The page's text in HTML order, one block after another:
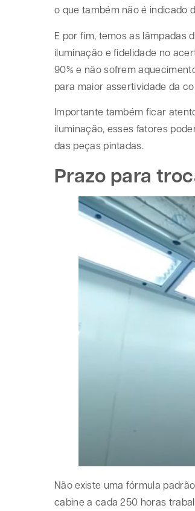
o que também não é indicado
E por fim, temos as lâmpadas
iluminação e fidelidade no
90% e não sofrem
para maior assertividade da
Importante também ficar
iluminação, esses fatores
das peças pintadas.
Prazo para
Não existe uma fórmula
cabine a cada 250 horas